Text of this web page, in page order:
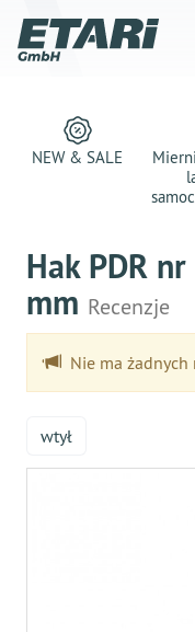
NEW & SALE
Hak PDR
mm Recenzje
Nie ma
wtył